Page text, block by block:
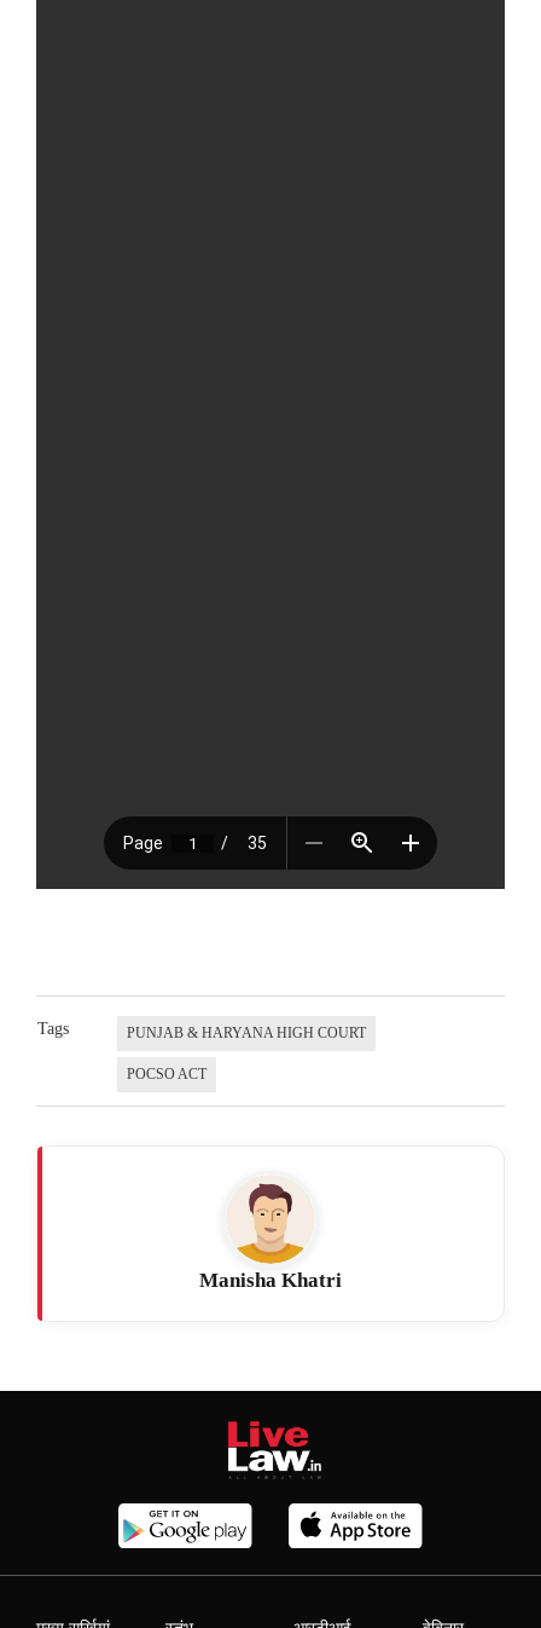
Tags PUNJAB & HARYANA HIGH COURT
POCSO ACT
Manisha Khatri